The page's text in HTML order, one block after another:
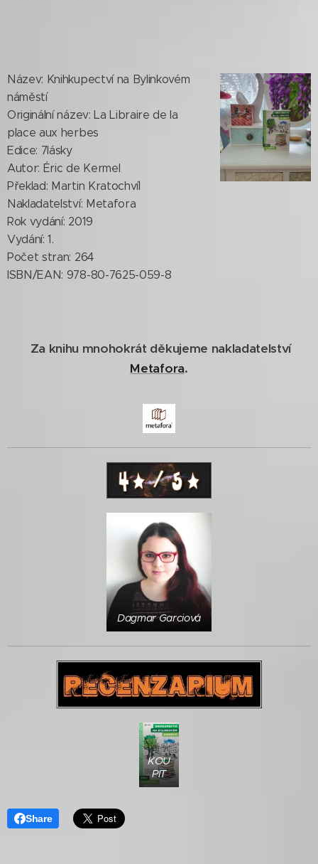
Název: Knihkupectví na Bylinkovém
náměstí
Originální název: La Libraire de la
place aux herbes
Edice: 7lásky
Autor: Éric de Kermel
Překlad: Martin Kratochvíl
Nakladatelství: Metafora
Rok vydání: 2019
Vydání: 1.
Počet stran: 264
ISBN/EAN: 978-80-7625-059-8
Za knihu mnohokrát děkujeme nakladatelství
Metafora.
Dagmar Garciová
KOU
PIT
Share